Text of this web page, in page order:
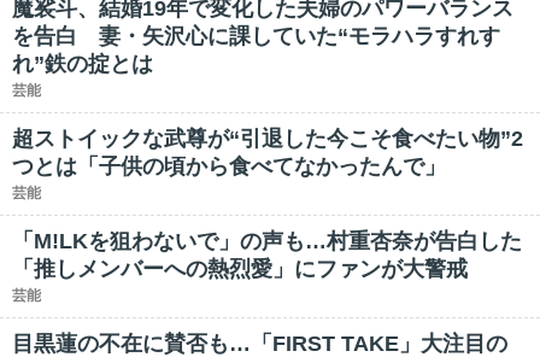
魔裟斗、結婚19年で変化した夫婦のパワーバランス
を告白 妻・矢沢心に課していた“モラハラすれす
れ”鉄の掟とは
芸能
超ストイックな武尊が“引退した今こそ食べたい物”2
つとは「子供の頃から食べてなかったんで」
芸能
「M!LKを狙わないで」の声も…村重杏奈が告白した
「推しメンバーへの熱烈愛」にファンが大警戒
芸能
目黒蓮の不在に賛否も…「FIRST TAKE」大注目の